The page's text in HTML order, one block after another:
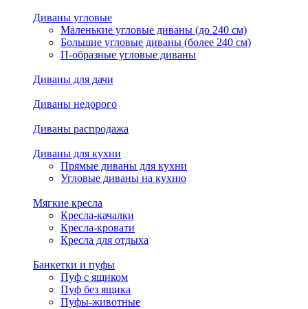
Диваны угловые
Маленькие угловые диваны (до 240 см)
Большие угловые диваны (более 240 см)
П-образные угловые диваны
Диваны для дачи
Диваны недорого
Диваны распродажа
Диваны для кухни
Прямые диваны для кухни
Угловые диваны на кухню
Мягкие кресла
Кресла-качалки
Кресла-кровати
Кресла для отдыха
Банкетки и пуфы
Пуф с ящиком
Пуф без ящика
Пуфы-животные